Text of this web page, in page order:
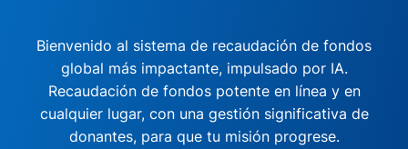
Bienvenido al sistema de recaudación de fondos
global más impactante, impulsado por IA.
Recaudación de fondos potente en línea y en
cualquier lugar, con una gestión significativa de
donantes, para que tu misión progrese.